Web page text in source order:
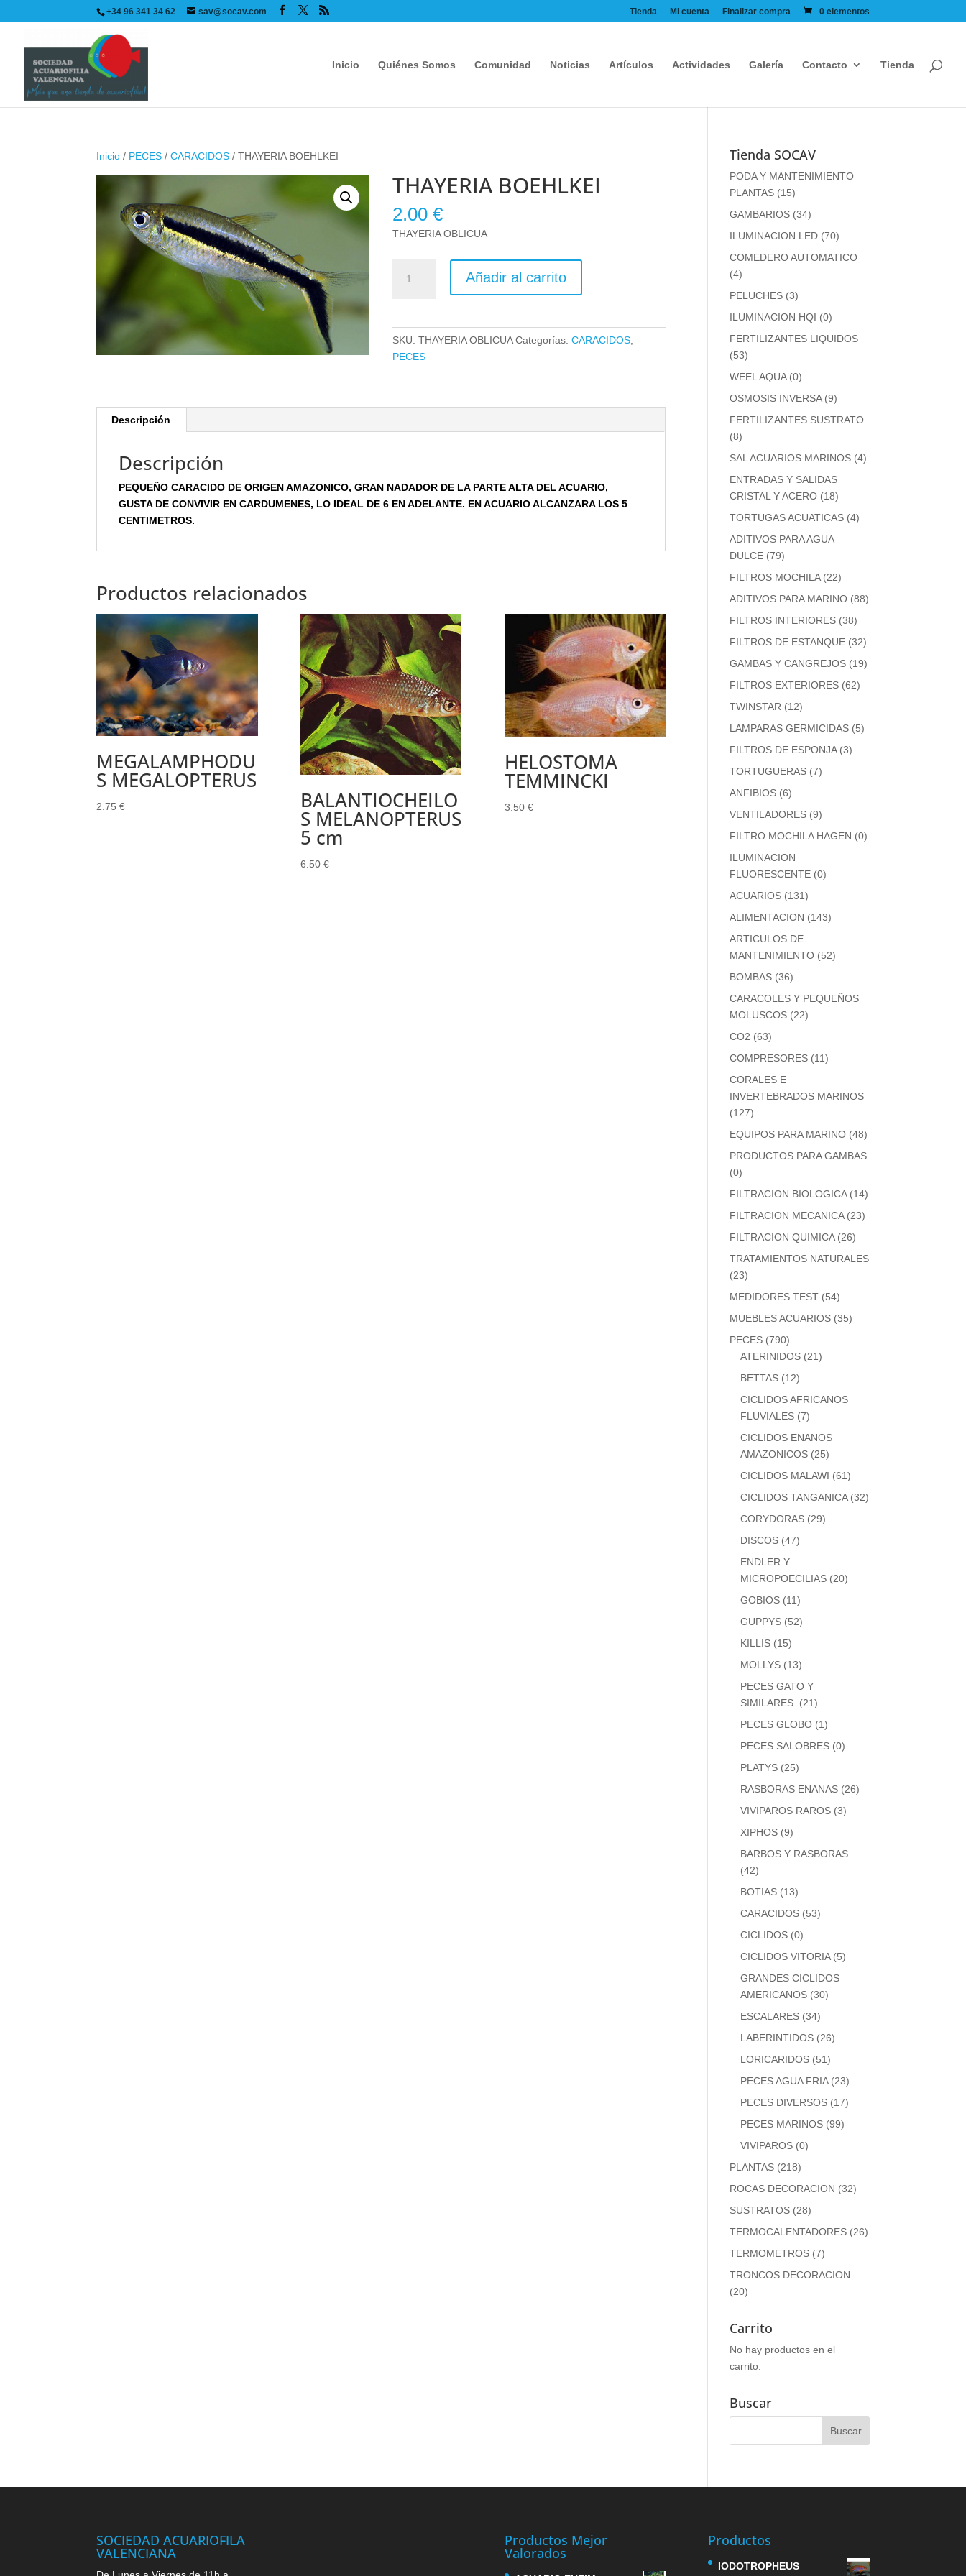
+34 96 341 34 62 sav@socav.com Tienda Mi cuenta Finalizar compra 0 elementos
Inicio Quiénes Somos Comunidad Noticias Artículos Actividades Galería Contacto Tienda
Inicio / PECES /CARACIDOS / THAYERIA BOEHLKEI
THAYERIA BOEHLKEI
2.00€
THAYERIA OBLICUA
BOEHLKEI
Añadir al carrito
SKU:THAYERIA OBLICUA Categorías:CARACIDOS
PECES
Descripción
Descripción
PEQUEÑO CARACIDO DE ORIGEN AMAZONICO, GRAN NADADOR DE LA PARTE ALTA DEL ACUARIO,
GUSTA DE CONVIVIR EN CARDUMENES, LO IDEAL DE 6 EN ADELANTE. EN ACUARIO ALCANZARA LOS 5
CENTIMETROS.
Productos relacionados
MEGALAMPHODU
S MEGALOPTERUS
2.75€ BALANTIOCHEILO
S MELANOPTERUS
5 cm
6.50 €
HELOSTOMA
TEMMINCKI
3.50 €
Tienda SOCAV
PODA Y MANTENIMIENTO
PLANTAS (15)
GAMBARIOS (34)
ILUMINACION LED (70)
COMEDERO AUTOMATICO
(4)
PELUCHES (3)
ILUMINACION HQI (0)
FERTILIZANTES LIQUIDOS
(53)
WEEL AQUA (0)
OSMOSIS INVERSA (9)
FERTILIZANTES SUSTRATO
(8)
SAL ACUARIOS MARINOS (4)
ENTRADAS Y SALIDAS
CRISTAL Y ACERO (18)
TORTUGAS ACUATICAS (4)
ADITIVOS PARA AGUA
DULCE (79)
FILTROS MOCHILA (22)
ADITIVOS PARA MARINO (88)
FILTROS INTERIORES (38)
FILTROS DE ESTANQUE (32)
GAMBAS Y CANGREJOS (19)
FILTROS EXTERIORES (62)
TWINSTAR (12)
LAMPARAS GERMICIDAS (5)
FILTROS DE ESPONJA (3)
TORTUGUERAS (7)
ANFIBIOS (6)
VENTILADORES (9)
FILTRO MOCHILA HAGEN (0)
ILUMINACION
FLUORESCENTE (0)
ACUARIOS (131)
ALIMENTACION (143)
ARTICULOS DE
MANTENIMIENTO (52)
BOMBAS (36)
CARACOLES Y PEQUEÑOS
MOLUSCOS (22)
CO2 (63)
COMPRESORES (11)
CORALES E
INVERTEBRADOS MARINOS
(127)
EQUIPOS PARA MARINO (48)
PRODUCTOS PARA GAMBAS
(0)
FILTRACION BIOLOGICA (14)
FILTRACION MECANICA (23)
FILTRACION QUIMICA (26)
TRATAMIENTOS NATURALES
(23)
MEDIDORES TEST (54)
MUEBLES ACUARIOS (35)
PECES (790)
ATERINIDOS (21)
BETTAS (12)
CICLIDOS AFRICANOS
FLUVIALES (7)
CICLIDOS ENANOS
AMAZONICOS (25)
CICLIDOS MALAWI (61)
CICLIDOS TANGANICA (32)
CORYDORAS (29)
DISCOS (47)
ENDLER Y
MICROPOECILIAS (20)
GOBIOS (11)
GUPPYS (52)
KILLIS (15)
MOLLYS (13)
PECES GATO Y
SIMILARES. (21)
PECES GLOBO (1)
PECES SALOBRES (0)
PLATYS (25)
RASBORAS ENANAS (26)
VIVIPAROS RAROS (3)
XIPHOS (9)
BARBOS Y RASBORAS
(42)
BOTIAS (13)
CARACIDOS (53)
CICLIDOS (0)
CICLIDOS VITORIA (5)
GRANDES CICLIDOS
AMERICANOS (30)
ESCALARES (34)
LABERINTIDOS (26)
LORICARIDOS (51)
PECES AGUA FRIA (23)
PECES DIVERSOS (17)
PECES MARINOS (99)
VIVIPAROS (0)
PLANTAS (218)
ROCAS DECORACION (32)
SUSTRATOS (28)
TERMOCALENTADORES (26)
TERMOMETROS (7)
TRONCOS DECORACION
(20)
Carrito
No hay productos en el
carrito.
Buscar
SOCIEDAD ACUARIOFILA
VALENCIANA
Productos Mejor
Valorados
Productos
IODOTROPHEUS